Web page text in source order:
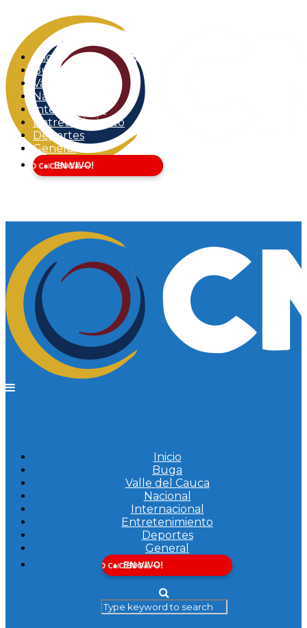
Inicio
Buga
Valle del Cauca
Nacional
Internacional
Entretenimiento
Deportes
General
EN VIVO!
Inicio
Buga
Valle del Cauca
Nacional
Internacional
Entretenimiento
Deportes
General
EN VIVO!